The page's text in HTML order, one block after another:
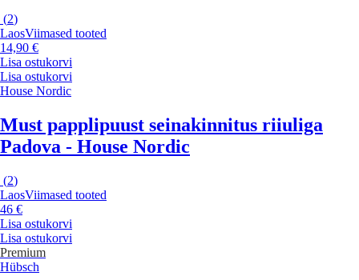
(2)
LaosViimased tooted
14,90 €
Lisa ostukorvi
Lisa ostukorvi
House Nordic
Must papplipuust seinakinnitus riiuliga
Padova - House Nordic
(2)
LaosViimased tooted
46 €
Lisa ostukorvi
Lisa ostukorvi
Premium
Hübsch